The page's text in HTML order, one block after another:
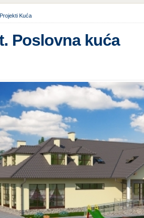
Projekti Kuća
Poslovna kuća